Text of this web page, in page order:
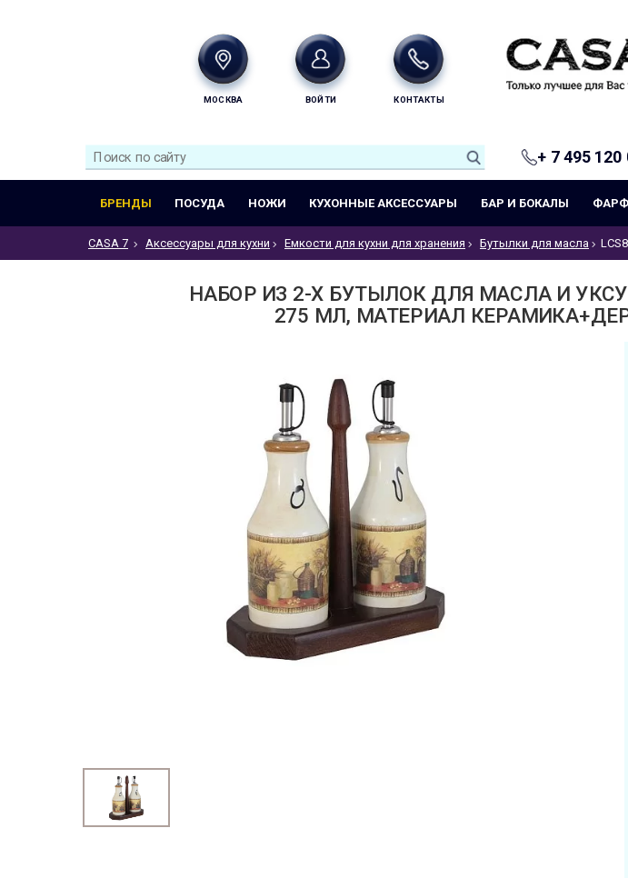
МОСКВА ВОЙТИ КОНТАКТЫ
+ 7 495 120
БРЕНДЫ ПОСУДА НОЖИ КУХОННЫЕ АКСЕССУАРЫ БАР И БОКАЛЫ
CASA 7 Аксессуары для кухни Емкости для кухни для хранения Бутылки для масла
НАБОР ИЗ 2-Х БУТЫЛОК ДЛЯ МАСЛА И
275 МЛ, МАТЕРИАЛ